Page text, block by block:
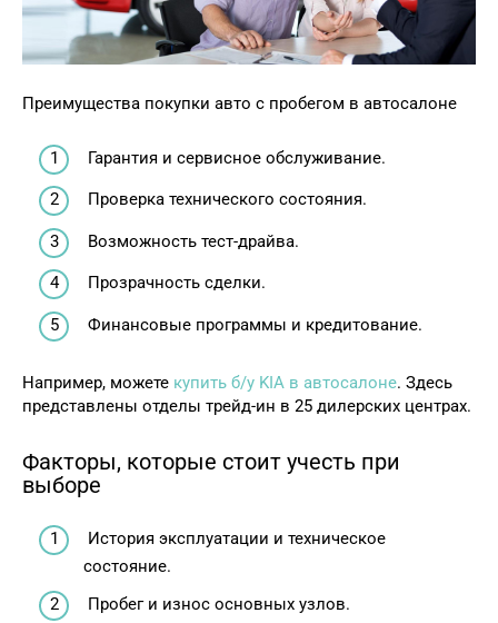
Преимущества покупки авто с пробегом в автосалоне
Гарантия и сервисное обслуживание.
Проверка технического состояния.
Возможность тест-драйва.
Прозрачность сделки.
Финансовые программы и кредитование.
Например, можете купить б/у KIA в автосалоне. Здесь
представлены отделы трейд-ин в 25 дилерских центрах.
Факторы, которые стоит учесть при
выборе
История эксплуатации и техническое
состояние.
Пробег и износ основных узлов.